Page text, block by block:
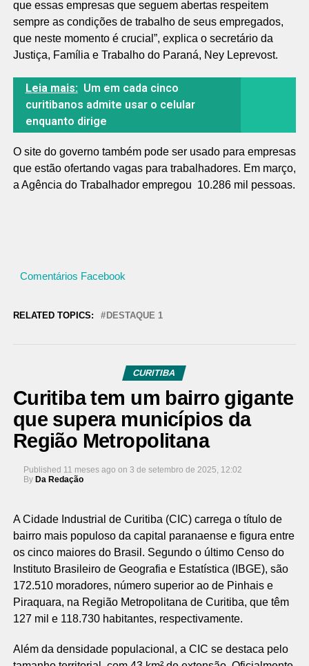
que essas empresas que seguem abertas respeitem
sempre as condições de trabalho de seus empregados,
que neste momento é crucial”, explica o secretário da
Justiça, Família e Trabalho do Paraná, Ney Leprevost.
Leia mais: Um em cada cinco
curitibanos admite usar o celular
enquanto dirige
O site do governo também pode ser usado para empresas
que estão ofertando vagas para trabalhadores. Em março,
a Agência do Trabalhador empregou 10.286 mil pessoas.
Comentários Facebook
RELATED TOPICS: DESTAQUE 1
CURITIBA
Curitiba tem um bairro gigante
que supera municípios da
Região Metropolitana
Published 11 meses ago on 3 de setembro de 2025, 12:02
By Da Redação
A Cidade Industrial de Curitiba (CIC) carrega o título de
bairro mais populoso da capital paranaense e figura entre
os cinco maiores do Brasil. Segundo o último Censo do
Instituto Brasileiro de Geografia e Estatística (IBGE), são
172.510 moradores, número superior ao de Pinhais e
Piraquara, na Região Metropolitana de Curitiba, que têm
127 mil e 118.730 habitantes, respectivamente.
Além da densidade populacional, a CIC se destaca pelo